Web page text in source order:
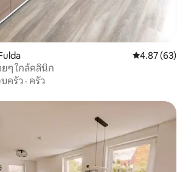
คะแนนเฉลี่ย
4.87 (63)
ๆ ใกล้คลินิก
ครัว · ครัว